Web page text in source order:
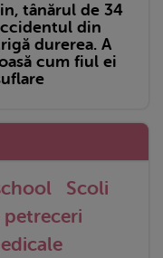
tânărul de 34
din
durerea. A
cum fiul ei
Scoli
petreceri